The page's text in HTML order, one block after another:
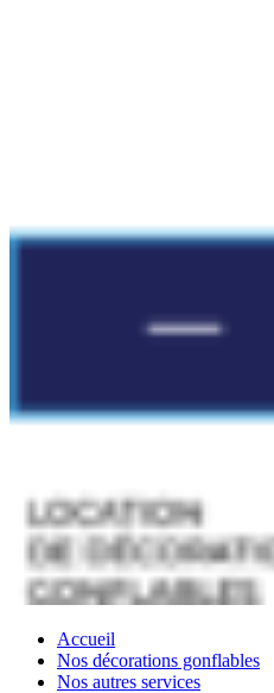
Accueil
Nos décorations gonflables
Nos autres services